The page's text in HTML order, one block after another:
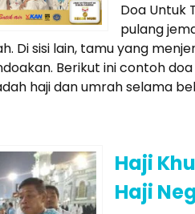
Doa Untuk
pulang
Di sisi lain, tamu yang
Berikut ini contoh
haji dan umrah selama
Haji
Haji